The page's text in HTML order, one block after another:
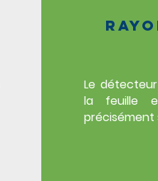
Le
la feuille